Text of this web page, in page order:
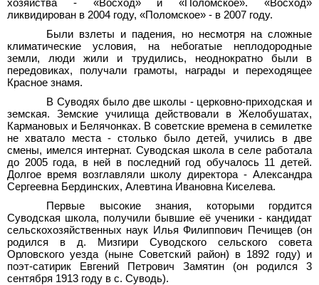
хозяйства - «Восход» и «Поломское». «Восход»
ликвидирован в 2004 году, «Поломское» - в 2007 году.
Были взлеты и падения, но несмотря на сложные
климатические условия, на небогатые неплодородные
земли, люди жили и трудились, неоднократно были в
передовиках, получали грамоты, награды и переходящее
Красное знамя.
В Суводях было две школы - церковно-приходская и
земская. Земские училища действовали в Желобушатах,
Кармановых и Белячонках. В советские времена в семилетке
не хватало места - столько было детей, учились в две
смены, имелся интернат. Суводская школа в селе работала
до 2005 года, в ней в последний год обучалось 11
детей.
Долгое время возглавляли школу директора - Александра
Сергеевна Бердинских, Алевтина Ивановна Киселева.
Первые высокие знания, которыми гордится
Суводская школа, получили бывшие её ученики - кандидат
сельскохозяйственных наук Илья Филиппович Печищев (он
родился в д.
Мизгири Суводского сельского совета
Орловского уезда (ныне Советский район) в 1892 году) и
поэт-сатирик Евгений Петрович Замятин (он родился 3
сентября 1913 году в с. Суводь).